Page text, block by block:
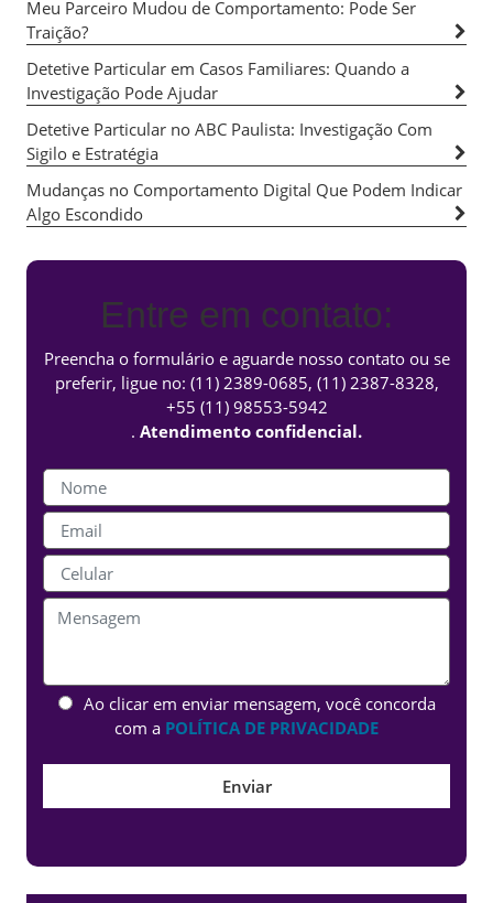
Meu Parceiro Mudou de Comportamento: Pode Ser
Traição?
Detetive Particular em Casos Familiares: Quando a
Investigação Pode Ajudar
Detetive Particular no ABC Paulista: Investigação Com
Sigilo e Estratégia
Mudanças no Comportamento Digital Que Podem Indicar
Algo Escondido
Entre em contato:
Preencha o formulário e aguarde nosso contato ou se
preferir, ligue no: (11) 2389-0685, (11) 2387-8328,
+55 (11) 98553-5942
. Atendimento confidencial.
Ao clicar em enviar mensagem, você concorda
com a POLÍTICA DE PRIVACIDADE